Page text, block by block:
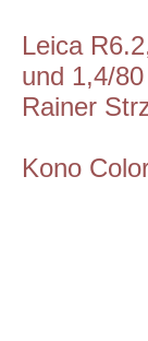
Leica
und 1,4/
Rainer
Kono